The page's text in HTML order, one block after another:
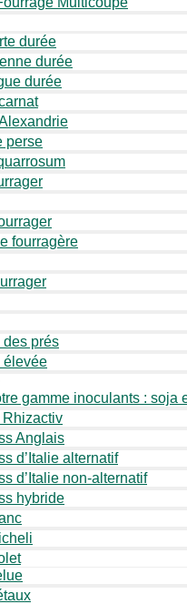
durée
durée
durée
perse
fourragère
des prés
élevée
gamme inoculants : soja
Rhizactiv
Anglais
d’Italie alternatif
d’Italie non-alternatif
hybride